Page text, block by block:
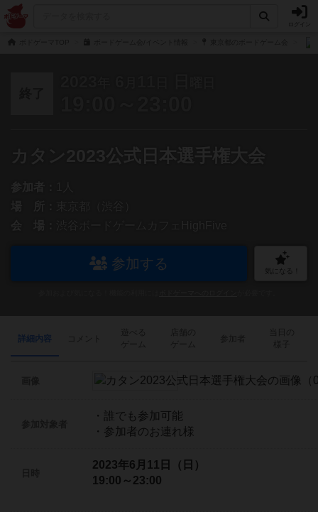
カタン2023公式日本選手権大会
参加者：
場 所：
会 場：
参加する 気になる！
詳細内容
・誰でも参加可能
・参加者のお連れ様
2023年6月11日（日）
19:00～23:00